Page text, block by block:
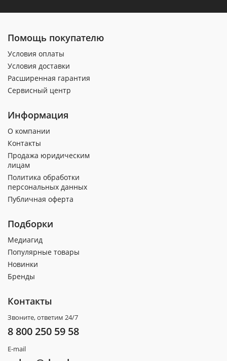
Помощь покупателю
Условия оплаты
Условия доставки
Расширенная гарантия
Сервисный центр
Информация
О компании
Контакты
Продажа юридическим
лицам
Политика обработки
персональных данных
Публичная оферта
Подборки
Медиагид
Популярные товары
Новинки
Бренды
Контакты
Звоните, ответим 24/7
8 800 250 59 58
E-mail